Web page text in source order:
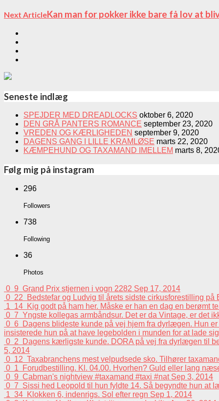
Next ArticleKan man for pokker ikke bare få lov at
Seneste indlæg
SPEJDER MED DREADLOCKS oktober 6, 2020
DEN GRÅ PANTERS ROMANCE september 23, 2020
VREDEN OG KÆRLIGHEDEN september 9, 2020
DAGENS GANG I LILLE KRAMLØSE marts 22, 2020
KÆMPEHUND OG TAXAMAND IMELLEM marts 8,
Følg mig på instagram
296
Followers
738
Following
36
Photos
0 9 Grand Prix stjernen i vogn 2282 Sep 17, 2014
0 22
Bedstefar og Ludvig til årets sidste cirkusforestilling
1 14 Kig godt på ham her. Måske er han en dag en berømt
0 7 Yngste kollegas armbåndsur. Det er da Vintage, er det
0 6 Dagens blideste kunde på vej hjem fra dyrlægen. Hun
insisterede hun på at have legebolden i munden for at lade
0 2
Dagens kærligste kunde. DORA på vej fra dyrlægen til
5, 2014
0 12 Taxabranchens mest velpudsede sko. Tilhører
0 1
Forudbestilling. Kl. 04.00. Hvorhen? Guld eller lang
0 9 Cabman's nightview #taxamand #taxi #nat Sep 3, 2014
0 7 Sissi hed Leopold til hun fyldte 14. Så begyndte hun at
1 34 Klokken 6, indenrigs. Sol efter regn Sep 1, 2014